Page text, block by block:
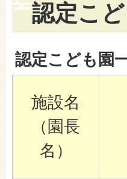
認定こ
認定こども園
施設名
（園長
名）